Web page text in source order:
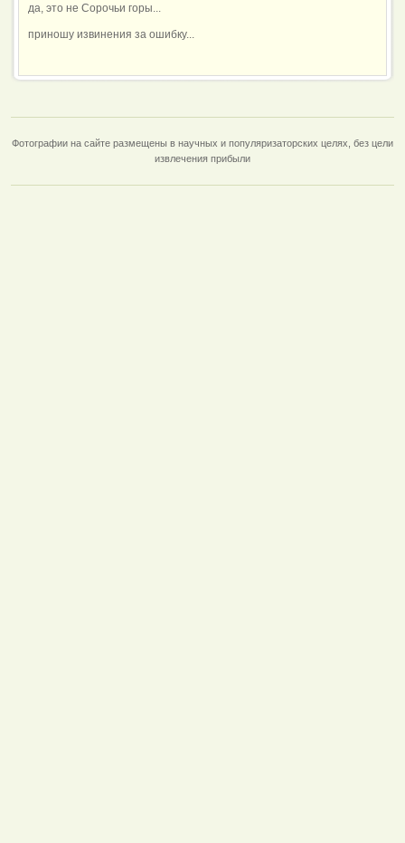
да, это не Сорочьи горы...
приношу извинения за ошибку...
Фотографии на сайте размещены в научных и популяризаторских целях, без цели
извлечения прибыли